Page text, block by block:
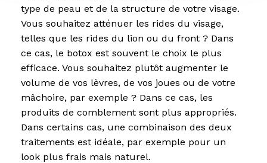
type de peau et de la structure de votre visage.
Vous souhaitez atténuer les rides du visage,
telles que les rides du lion ou du front ? Dans
ce cas, le botox est souvent le choix le plus
efficace. Vous souhaitez plutôt augmenter le
volume de vos lèvres, de vos joues ou de votre
mâchoire, par exemple ? Dans ce cas, les
produits de comblement sont plus appropriés.
Dans certains cas, une combinaison des deux
traitements est idéale, par exemple pour un
look plus frais mais naturel.